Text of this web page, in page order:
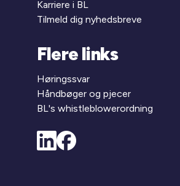
Karriere i BL
Tilmeld dig nyhedsbreve
Flere links
Høringssvar
Håndbøger og pjecer
BL's whistleblowerordning